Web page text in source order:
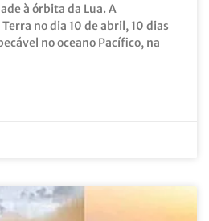
à órbita da Lua. A
no dia 10 de abril, 10 dias
no oceano Pacífico, na